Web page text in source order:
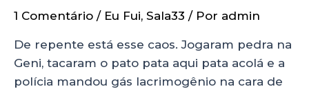
1 Comentário / Eu Fui, Sala33 / Por admin
De repente está esse caos. Jogaram pedra na
Geni, tacaram o pato pata aqui pata acolá e a
polícia mandou gás lacrimogênio na cara de